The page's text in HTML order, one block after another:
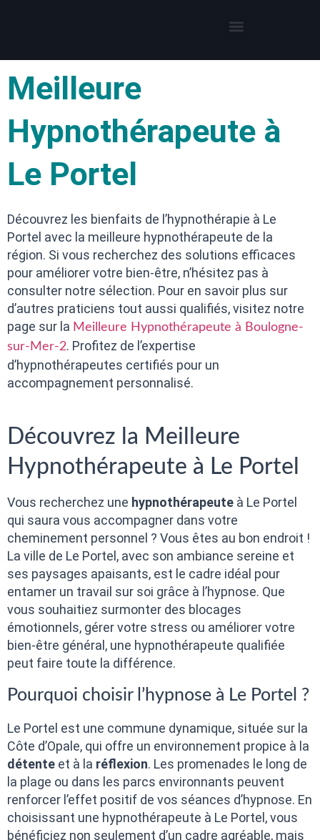
Meilleure
Hypnothérapeute à
Le Portel
Découvrez les bienfaits de l’hypnothérapie à Le
Portel avec la meilleure hypnothérapeute de la
région. Si vous recherchez des solutions efficaces
pour améliorer votre bien-être, n’hésitez pas à
consulter notre sélection. Pour en savoir plus sur
d’autres praticiens tout aussi qualifiés, visitez notre
page sur la Meilleure Hypnothérapeute à Boulogne-
sur-Mer-2. Profitez de l’expertise
d’hypnothérapeutes certifiés pour un
accompagnement personnalisé.
Découvrez la Meilleure
Hypnothérapeute à Le Portel
Vous recherchez une hypnothérapeute à Le Portel
qui saura vous accompagner dans votre
cheminement personnel ? Vous êtes au bon endroit !
La ville de Le Portel, avec son ambiance sereine et
ses paysages apaisants, est le cadre idéal pour
entamer un travail sur soi grâce à l’hypnose. Que
vous souhaitiez surmonter des blocages
émotionnels, gérer votre stress ou améliorer votre
bien-être général, une hypnothérapeute qualifiée
peut faire toute la différence.
Pourquoi choisir l’hypnose à Le Portel ?
Le Portel est une commune dynamique, située sur la
Côte d’Opale, qui offre un environnement propice à la
détente et à la réflexion. Les promenades le long de
la plage ou dans les parcs environnants peuvent
renforcer l’effet positif de vos séances d’hypnose. En
choisissant une hypnothérapeute à Le Portel, vous
bénéficiez non seulement d’un cadre agréable, mais